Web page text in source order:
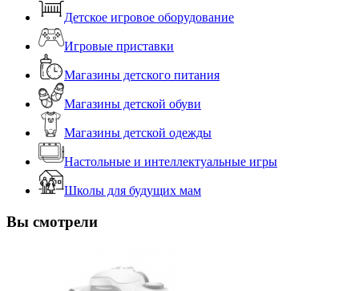
Детское игровое оборудование
Игровые приставки
Магазины детского питания
Магазины детской обуви
Магазины детской одежды
Настольные и интеллектуальные игры
Школы для будущих мам
Вы смотрели